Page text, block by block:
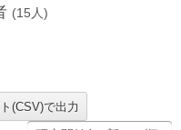
(15 人)